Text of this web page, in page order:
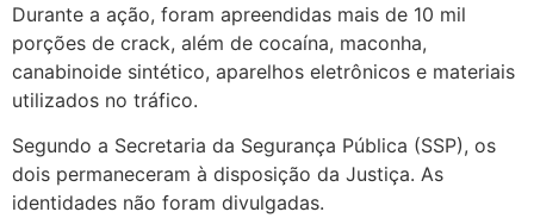
Durante a ação, foram apreendidas mais de 10 mil
porções de crack, além de cocaína, maconha,
canabinoide sintético, aparelhos eletrônicos e materiais
utilizados no tráfico.
Segundo a Secretaria da Segurança Pública (SSP), os
dois permaneceram à disposição da Justiça. As
identidades não foram divulgadas.